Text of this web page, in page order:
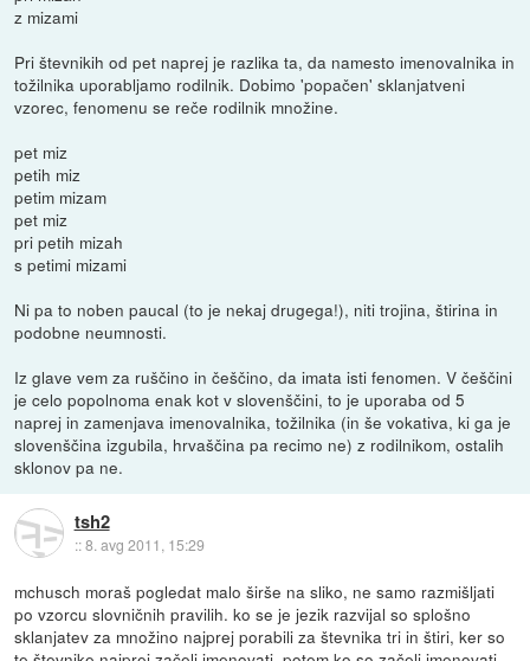
z mizami
Pri števnikih od pet naprej je razlika ta, da namesto imenovalnika in
tožilnika uporabljamo rodilnik. Dobimo 'popačen' sklanjatveni
vzorec, fenomenu se reče rodilnik množine.
pet miz
petih miz
petim mizam
pet miz
pri petih mizah
s petimi mizami
Ni pa to noben paucal (to je nekaj drugega!), niti trojina, štirina in
podobne neumnosti.
Iz glave vem za ruščino in češčino, da imata isti fenomen. V češčini
je celo popolnoma enak kot v slovenščini, to je uporaba od 5
naprej in zamenjava imenovalnika, tožilnika (in še vokativa, ki ga je
slovenščina izgubila, hrvaščina pa recimo ne) z rodilnikom, ostalih
sklonov pa ne.
tsh2
::8. avg 2011, 15:29
mchusch moraš pogledat malo širše na sliko, ne samo razmišljati
po vzorcu slovničnih pravilih. ko se je jezik razvijal so splošno
sklanjatev za množino najprej porabili za števnika tri in štiri, ker so